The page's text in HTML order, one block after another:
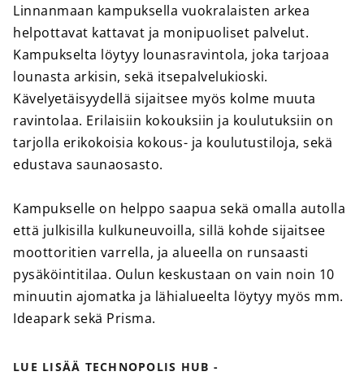
Linnanmaan kampuksella vuokralaisten arkea
helpottavat kattavat ja monipuoliset palvelut.
Kampukselta löytyy lounasravintola, joka tarjoaa
lounasta arkisin, sekä itsepalvelukioski.
Kävelyetäisyydellä sijaitsee myös kolme muuta
ravintolaa. Erilaisiin kokouksiin ja koulutuksiin on
tarjolla erikokoisia kokous- ja koulutustiloja, sekä
edustava saunaosasto.
Kampukselle on helppo saapua sekä omalla autolla
että julkisilla kulkuneuvoilla, sillä kohde sijaitsee
moottoritien varrella, ja alueella on runsaasti
pysäköintitilaa. Oulun keskustaan on vain noin 10
minuutin ajomatka ja lähialueelta löytyy myös mm.
Ideapark sekä Prisma.
LUE LISÄÄ TECHNOPOLIS HUB -